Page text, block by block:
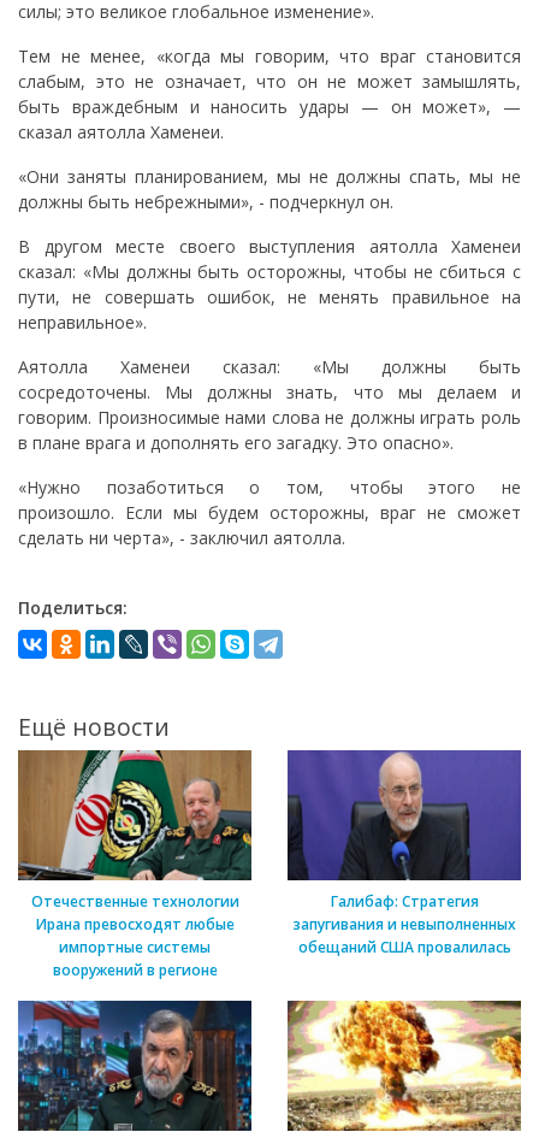
силы; это великое глобальное изменение».
Тем не менее, «когда мы говорим, что враг становится
слабым, это не означает, что он не может замышлять,
быть враждебным и наносить удары — он может», —
сказал аятолла Хаменеи.
«Они заняты планированием, мы не должны спать, мы не
должны быть небрежными», - подчеркнул он.
В другом месте своего выступления аятолла Хаменеи
сказал: «Мы должны быть осторожны, чтобы не сбиться с
пути, не совершать ошибок, не менять правильное на
неправильное».
Аятолла Хаменеи сказал: «Мы должны быть
сосредоточены. Мы должны знать, что мы делаем и
говорим. Произносимые нами слова не должны играть роль
в плане врага и дополнять его загадку. Это опасно».
«Нужно позаботиться о том, чтобы этого не
произошло. Если мы будем осторожны, враг не сможет
сделать ни черта», - заключил аятолла.
Поделиться:
Ещё новости
Отечественные технологии
Ирана превосходят любые
импортные системы
вооружений в регионе
Галибаф: Стратегия
запугивания и невыполненных
обещаний США провалилась